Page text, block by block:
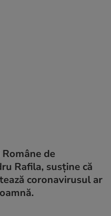
de
Rafila, susţine că
coronavirusul ar